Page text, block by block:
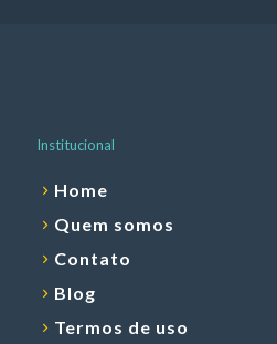
Institucional
Home
Quem somos
Contato
Blog
Termos de uso